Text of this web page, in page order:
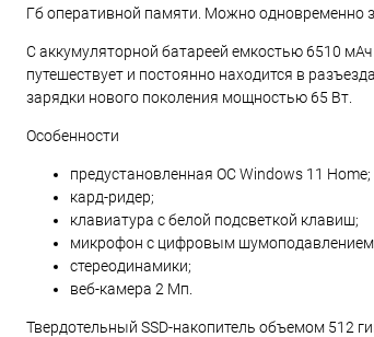
Гб оперативной памяти. Можно одновременно
С аккумуляторной батареей емкостью 6510
путешествует и постоянно находится в
зарядки нового поколения мощностью 65 Вт.
Особенности
предустановленная ОС Windows 11 Home;
кард-ридер;
клавиатура с белой подсветкой клавиш;
микрофон с цифровым
стереодинамики;
веб-камера 2 Мп.
Твердотельный SSD-накопитель объемом 512